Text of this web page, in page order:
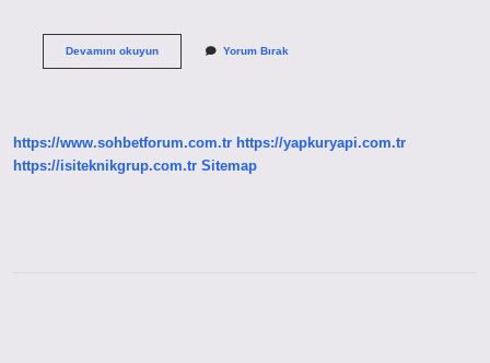
Devamını okuyunPaket
Yorum Bırak
https://www.sohbetforum.com.tr https://yapkuryapi.com.tr
https://isiteknikgrup.com.tr Sitemap